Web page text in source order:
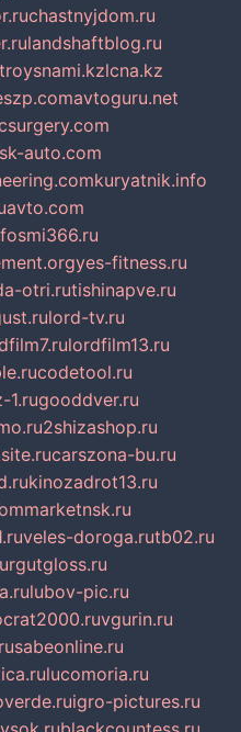
chastnyjdom.ru
landshaftblog.ru
lcna.kz
avtoguru.net
auto.com
kuryatnik.info
smi366.ru
yes-fitness.ru
otri.rutishinapve.ru
lord-tv.ru
lordfilm13.ru
codetool.ru
1.rugooddver.ru
2shizashop.ru
carszona-bu.ru
kinozadrot13.ru
veles-doroga.rutb02.ru
lubov-pic.ru
vgurin.ru
sabeonline.ru
lucomoria.ru
igro-pictures.ru